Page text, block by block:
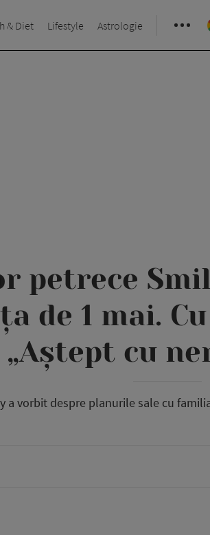
& Diet Lifestyle Astrologie
petrece
de 1 mai.
„Aștept cu
a vorbit despre planurile sale cu